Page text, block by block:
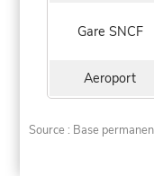
Gare SNCF
Aeroport
Source : Base